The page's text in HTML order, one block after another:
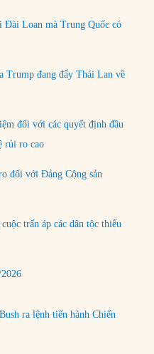
Đài Loan mà Trung Quốc có
Trump đang đẩy Thái Lan về
đối với các quyết định đầu
rủi ro cao
đối với Đảng Cộng sản
trấn áp các dân tộc thiểu
ra lệnh tiến hành Chiến